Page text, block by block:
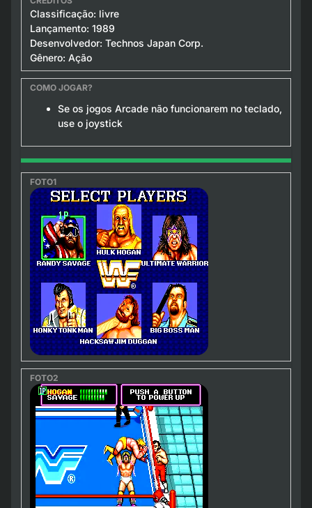
Classificação: livre
Lançamento: 1989
Desenvolvedor: Technos Japan Corp.
Gênero: Ação
Se os jogos Arcade não funcionarem no teclado,
use o joystick